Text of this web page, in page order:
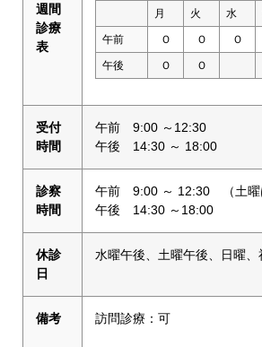
週間
診療
表
月 火 水
午前 Ｏ Ｏ Ｏ
午後 Ｏ Ｏ
受付
時間
午前 9:00 ～12:30
午後 14:30 ～ 18:00
診察
時間
午前 9:00 ～ 12:30 （土曜
午後 14:30 ～18:00
休診
日
水曜午後、土曜午後、日曜、
備考 訪問診療：可